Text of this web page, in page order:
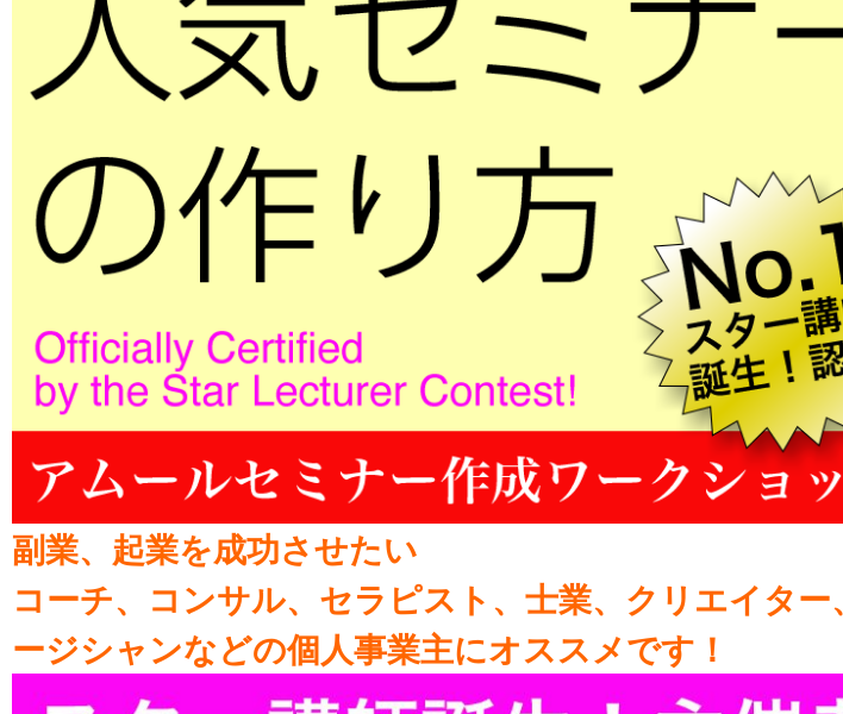
副業、起業を成功させたい
コーチ、コンサル、セラピスト、士業、クリエイター、
ージシャンなどの個人事業主にオススメです！